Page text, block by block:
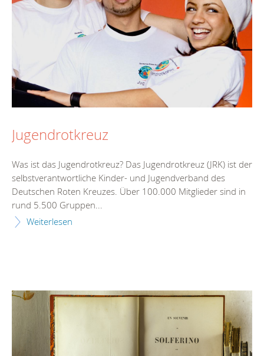
Jugendrotkreuz
Was ist das Jugendrotkreuz? Das Jugendrotkreuz (JRK) ist der
selbstverantwortliche Kinder- und Jugendverband des
Deutschen Roten Kreuzes. Über 100.000 Mitglieder sind in
rund 5.500 Gruppen...
Weiterlesen